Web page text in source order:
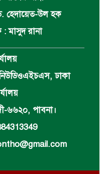
হেদায়েত-উল হক
: মাসুদ রানা
ঢাকা
৬৬২০, পাবনা।